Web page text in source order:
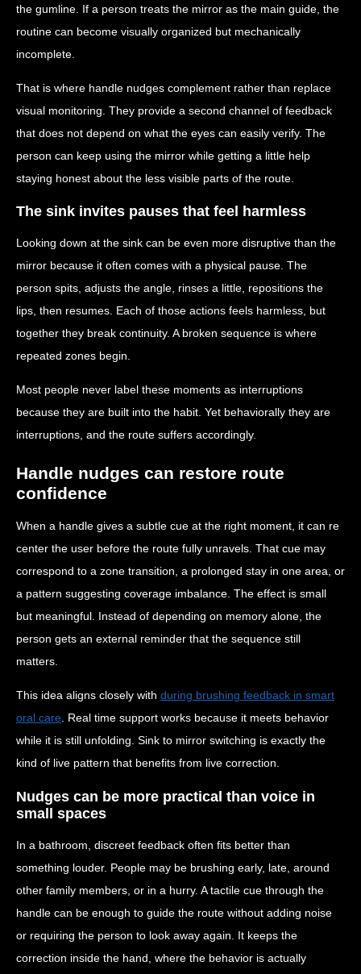
the gumline. If a person treats the mirror as the main guide, the
routine can become visually organized but mechanically
incomplete.
That is where handle nudges complement rather than replace
visual monitoring. They provide a second channel of feedback
that does not depend on what the eyes can easily verify. The
person can keep using the mirror while getting a little help
staying honest about the less visible parts of the route.
The sink invites pauses that feel harmless
Looking down at the sink can be even more disruptive than the
mirror because it often comes with a physical pause. The
person spits, adjusts the angle, rinses a little, repositions the
lips, then resumes. Each of those actions feels harmless, but
together they break continuity. A broken sequence is where
repeated zones begin.
Most people never label these moments as interruptions
because they are built into the habit. Yet behaviorally they are
interruptions, and the route suffers accordingly.
Handle nudges can restore route
confidence
When a handle gives a subtle cue at the right moment, it can re
center the user before the route fully unravels. That cue may
correspond to a zone transition, a prolonged stay in one area, or
a pattern suggesting coverage imbalance. The effect is small
but meaningful. Instead of depending on memory alone, the
person gets an external reminder that the sequence still
matters.
This idea aligns closely with during brushing feedback in smart
oral care. Real time support works because it meets behavior
while it is still unfolding. Sink to mirror switching is exactly the
kind of live pattern that benefits from live correction.
Nudges can be more practical than voice in
small spaces
In a bathroom, discreet feedback often fits better than
something louder. People may be brushing early, late, around
other family members, or in a hurry. A tactile cue through the
handle can be enough to guide the route without adding noise
or requiring the person to look away again. It keeps the
correction inside the hand, where the behavior is actually